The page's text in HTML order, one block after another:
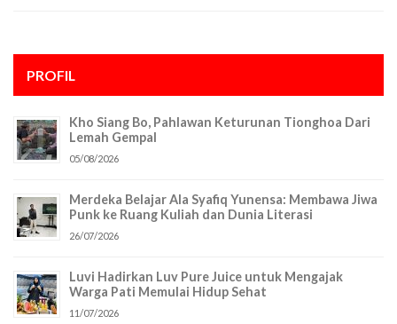
PROFIL
Kho Siang Bo, Pahlawan Keturunan Tionghoa Dari
Lemah Gempal
05/08/2026
Merdeka Belajar Ala Syafiq Yunensa: Membawa Jiwa
Punk ke Ruang Kuliah dan Dunia Literasi
26/07/2026
Luvi Hadirkan Luv Pure Juice untuk Mengajak
Warga Pati Memulai Hidup Sehat
11/07/2026